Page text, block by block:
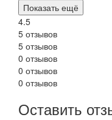
Показать ещё
4.5
5 отзывов
5 отзывов
0 отзывов
0 отзывов
0 отзывов
Оставить